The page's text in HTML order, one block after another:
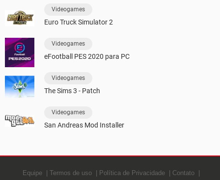
Videogames
Euro Truck Simulator 2
Videogames
eFootball PES 2020 para PC
Videogames
The Sims 3 - Patch
Videogames
San Andreas Mod Installer
Equipe Termos de uso Política de Privacidade Contato